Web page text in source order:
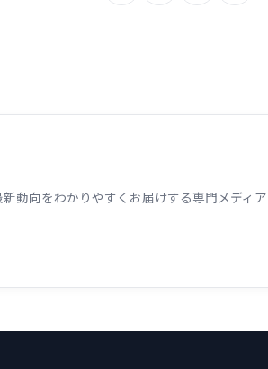
動向をわかりやすくお届けする専門メディ